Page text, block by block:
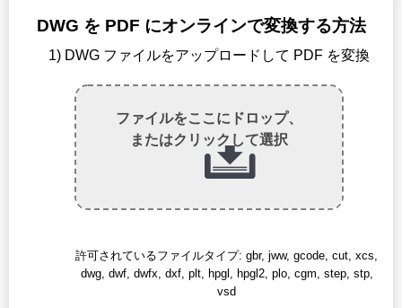
DWG を PDF にオンラインで変換する方法
1) DWG ファイルをアップロードして PDF を変換
ファイルをここにドロップ、
またはクリックして選択
許可されているファイルタイプ: gbr, jww, gcode, cut, xcs,
dwg, dwf, dwfx, dxf, plt, hpgl, hpgl2, plo, cgm, step, stp,
vsd